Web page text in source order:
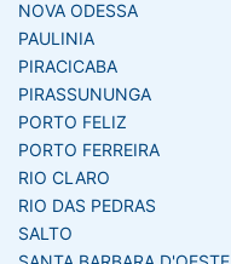
NOVA ODESSA
PAULINIA
PIRACICABA
PIRASSUNUNGA
PORTO FELIZ
PORTO FERREIRA
RIO CLARO
RIO DAS PEDRAS
SALTO